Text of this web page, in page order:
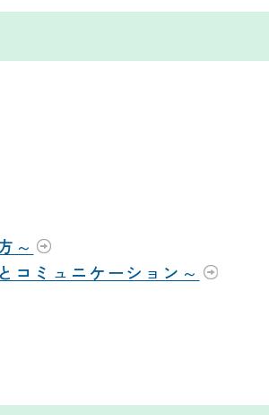
～
ミュニケーション～